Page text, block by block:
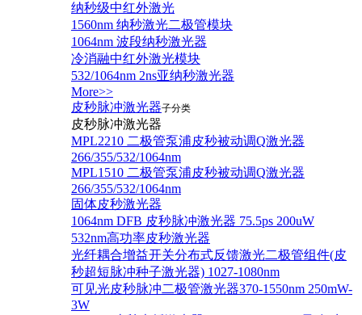
纳秒级中红外激光
1560nm 纳秒激光二极管模块
1064nm 波段纳秒激光器
冷消融中红外激光模块
532/1064nm 2ns亚纳秒激光器
More>>
皮秒脉冲激光器子分类
皮秒脉冲激光器
​MPL2210 二极管泵浦皮秒被动调Q激光器
266/355/532/1064nm
MPL1510 二极管泵浦皮秒被动调Q激光器
266/355/532/1064nm
固体皮秒激光器
1064nm DFB 皮秒脉冲激光器 75.5ps 200uW
532nm高功率皮秒激光器
光纤耦合增益开关分布式反馈激光二极管组件(皮
秒超短脉冲种子激光器) 1027-1080nm
可见光皮秒脉冲二极管激光器370-1550nm 250mW-
3W